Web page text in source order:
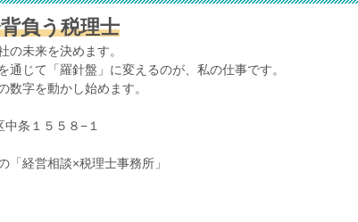
負う税理士
の未来を決めます。
通じて「羅針盤」に変えるのが、私の仕事です。
数字を動かし始めます。
条１５５８−１
「経営相談×税理士事務所」